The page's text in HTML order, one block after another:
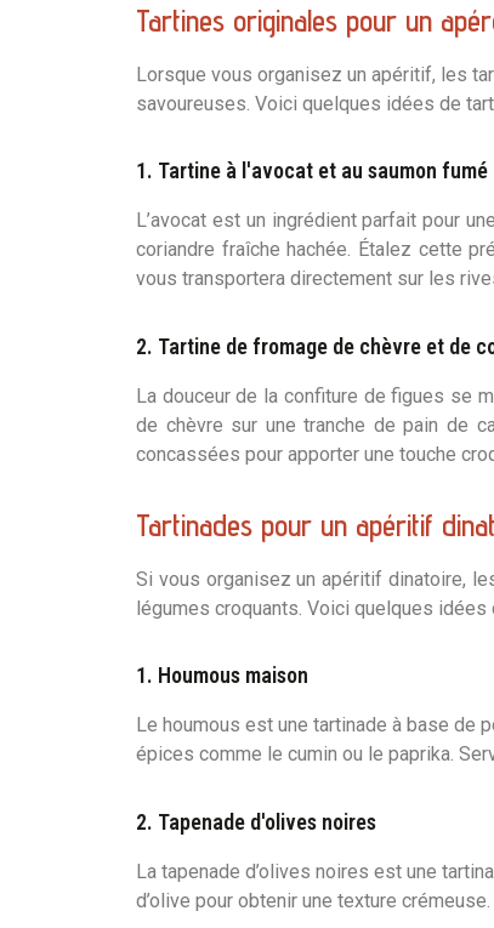
Tartines originales pour un
Lorsque vous organisez un apéritif, les
savoureuses. Voici quelques idées de
1. Tartine à l'avocat et au saumon fumé
L’avocat est un ingrédient parfait pour
coriandre fraîche hachée. Étalez cette
vous transportera directement sur les
2. Tartine de fromage de chèvre et de
La douceur de la confiture de figues se
de chèvre sur une tranche de pain de
concassées pour apporter une touche
Tartinades pour un apéritif
Si vous organisez un apéritif dinatoire,
légumes croquants. Voici quelques
1. Houmous maison
Le houmous est une tartinade à base de
épices comme le cumin ou le paprika.
2. Tapenade d'olives noires
La tapenade d’olives noires est une
d’olive pour obtenir une texture